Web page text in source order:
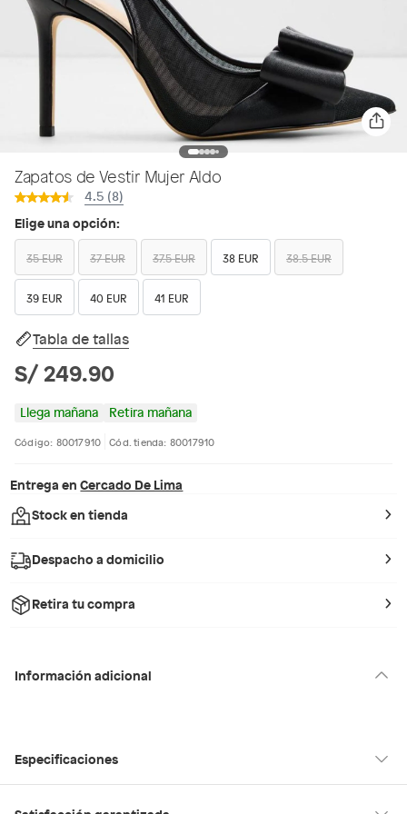
Zapatos de Vestir Mujer Aldo
4.5 (8)
Elige una opción:
35 EUR 37 EUR 37.5 EUR 38 EUR 38.5 EUR
39 EUR 40 EUR 41 EUR
Tabla de tallas
S/ 249.90
Llega mañana Retira mañana
Código: 80017910 Cód. tienda: 80017910
Entrega en Cercado De Lima
Stock en tienda
Despacho a domicilio
Retira tu compra
Información adicional
Especificaciones